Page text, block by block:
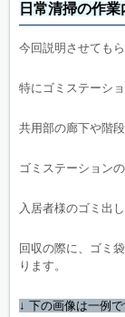
日常清掃の作業
今回説明させても
特にゴミステーシ
共用部の廊下や階
ゴミステーション
入居者様のゴミ出
回収の際に、ゴミ
ります。
↓ 下の画像は一例で